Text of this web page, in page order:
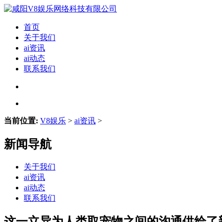
首页
关于我们
ai资讯
ai动态
联系我们
当前位置: V8娱乐 > ai资讯 >
新闻导航
关于我们
ai资讯
ai动态
联系我们